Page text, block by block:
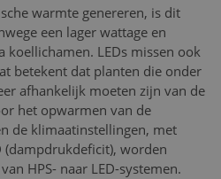
warmte genereren, is dit
een lager wattage en
LEDs missen ook
betekent dat planten die onder
afhankelijk moeten zijn van de
het opwarmen van de
de klimaatinstellingen, met
(dampdrukdeficit), worden
HPS- naar LED-systemen.